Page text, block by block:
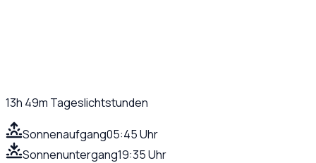
13h 49m Tageslichtstunden
Sonnenaufgang05:45 Uhr
Sonnenuntergang19:35 Uhr